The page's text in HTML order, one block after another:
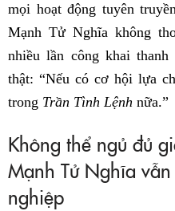
mọi hoạt động tuyên
Mạnh Tử Nghĩa không
nhiều lần công khai
thật: “Nếu có cơ hội lựa
trong Trần Tình Lệnh nữa.”
Không thể ngủ đủ
Mạnh Tử Nghĩa
nghiệp